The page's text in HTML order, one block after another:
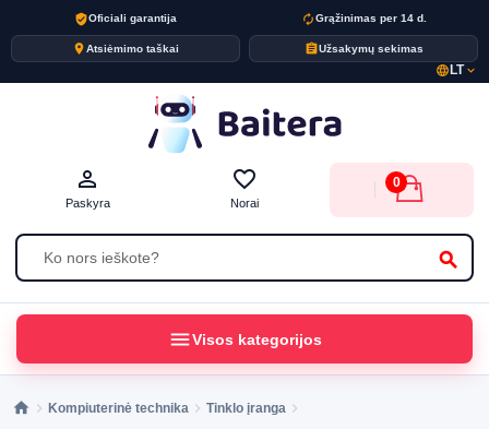
verified_userOficiali garantija autorenewGrąžinimas per 14 d.
placeAtsiėmimo taškai assignmentUžsakymų sekimas
language LTexpand_more
search
person_outline
Paskyra
favorite_border
Norai
0
menuVisos kategorijos
Kompiuterinė technika Tinklo įranga